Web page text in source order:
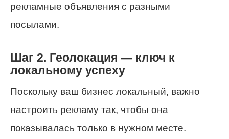
рекламные объявления с разными
посылами.
Шаг 2. Геолокация — ключ к
локальному успеху
Поскольку ваш бизнес локальный, важно
настроить рекламу так, чтобы она
показывалась только в нужном месте.